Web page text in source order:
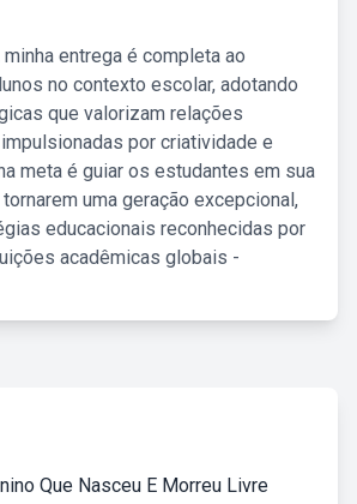
entrega é completa ao
no contexto escolar, adotando
que valorizam relações
por criatividade e
meta é guiar os estudantes em sua
uma geração excepcional,
educacionais reconhecidas por
acadêmicas globais -
Que Nasceu E Morreu Livre